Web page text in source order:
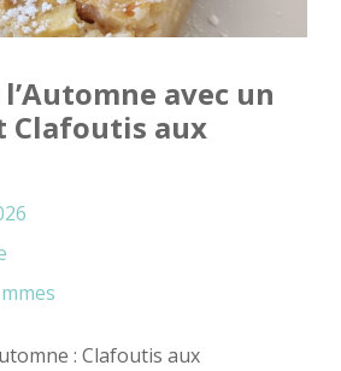
avec un
Clafoutis aux
: Clafoutis aux